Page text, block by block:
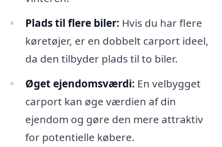
Plads til flere biler: Hvis du har flere
køretøjer, er en dobbelt carport ideel,
da den tilbyder plads til to biler.
Øget ejendomsværdi: En velbygget
carport kan øge værdien af din
ejendom og gøre den mere attraktiv
for potentielle købere.